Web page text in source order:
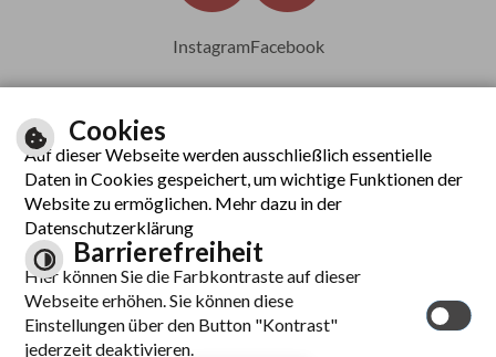
InstagramFacebook
Leichte Sprache
Inhalt
Impressum
Datenschutzerklärung
Barrierefreiheit
Cookies
Auf dieser Webseite werden ausschließlich essentielle
Daten in Cookies gespeichert, um wichtige Funktionen der
Website zu ermöglichen. Mehr dazu in der
Datenschutzerklärung
Barrierefreiheit
Hier können Sie die Farbkontraste auf dieser
Webseite erhöhen. Sie können diese
Einstellungen über den Button "Kontrast"
jederzeit deaktivieren.